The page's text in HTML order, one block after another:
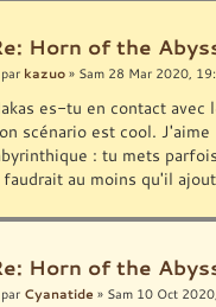
Horn of the
par kazuo » Sam 28 Mar 2020,
es-tu en contact avec
scénario est cool.
: tu mets
faudrait au moins qu'il
Horn of the
par Cyanatide » Sam 10 Oct